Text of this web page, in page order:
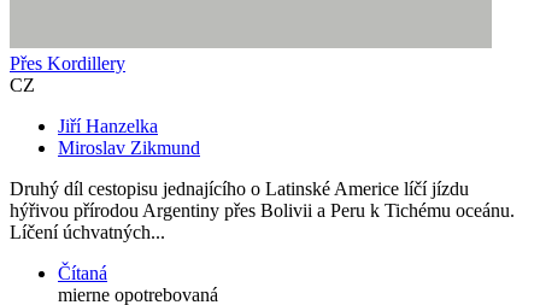
Přes Kordillery
CZ
Jiří Hanzelka
Miroslav Zikmund
Druhý díl cestopisu jednajícího o Latinské Americe líčí jízdu
hýřivou přírodou Argentiny přes Bolivii a Peru k Tichému oceánu.
Líčení úchvatných...
Čítaná
mierne opotrebovaná